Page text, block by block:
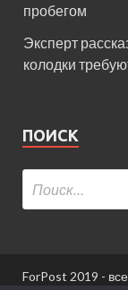
пробегом
Эксперт
колодки
ПОИСК
ForPost 2019 -